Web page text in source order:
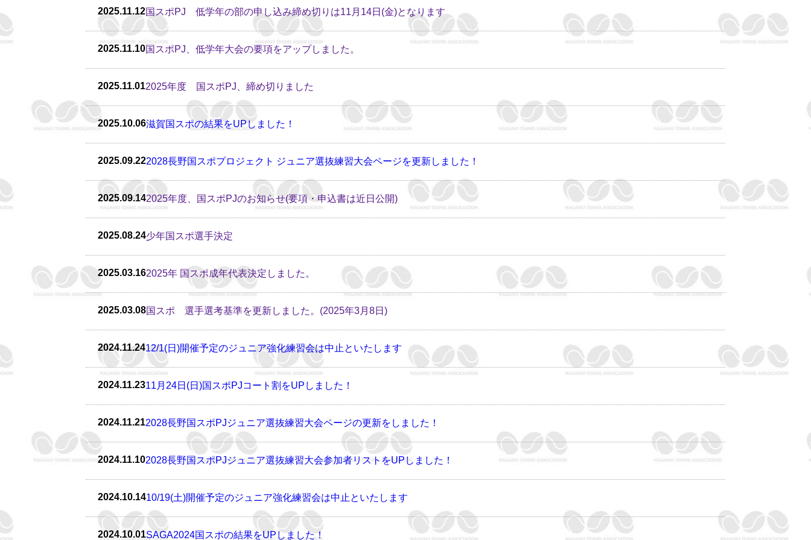
2025.11.12国スポPJ 低学年の部の申し込み締め切りは11月14日(金)となります
2025.11.10国スポPJ、低学年大会の要項をアップしました。
2025.11.012025年度 国スポPJ、締め切りました
2025.10.06滋賀国スポの結果をUPしました！
2025.09.222028長野国スポプロジェクト ジュニア選抜練習大会ページを更新しました！
2025.09.142025年度、国スポPJのお知らせ(要項・申込書は近日公開)
2025.08.24少年国スポ選手決定
2025.03.162025年 国スポ成年代表決定しました。
2025.03.08国スポ 選手選考基準を更新しました。(2025年3月8日)
2024.11.2412/1(日)開催予定のジュニア強化練習会は中止といたします
2024.11.2311月24日(日)国スポPJコート割をUPしました！
2024.11.212028長野国スポPJジュニア選抜練習大会ページの更新をしました！
2024.11.102028長野国スポPJジュニア選抜練習大会参加者リストをUPしました！
2024.10.1410/19(土)開催予定のジュニア強化練習会は中止といたします
2024.10.01SAGA2024国スポの結果をUPしました！